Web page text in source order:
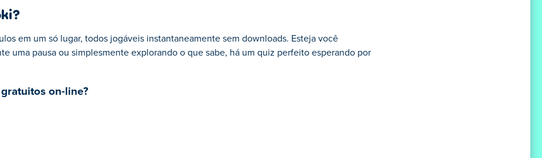
em um só lugar, todos jogáveis instantaneamente sem downloads. Esteja você
uma pausa ou simplesmente explorando o que sabe, há um quiz perfeito esperando por
on-line?